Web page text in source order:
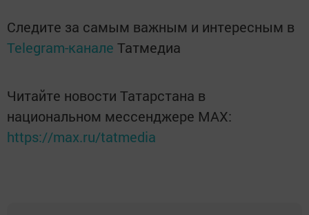
Следите за самым важным и интересным в
Telegram-канале Татмедиа
Читайте новости Татарстана в
национальном мессенджере MАХ:
https://max.ru/tatmedia